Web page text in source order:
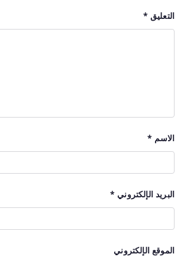
التعليق *
الاسم *
البريد الإلكتروني *
الموقع الإلكتروني